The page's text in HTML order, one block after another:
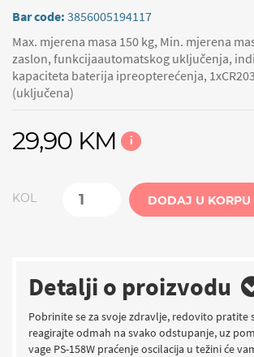
Bar code: 3856005194117
Max. mjerena masa 150 kg, Min. mjerena
zaslon, funkcijaautomatskog uključenja,
kapaciteta baterija ipreopterećenja,
(uključena)
29,90 KM i
KOL DODAJ U KORPU
Detalji o proizvodu
Pobrinite se za svoje zdravlje, redovito pratite
reagirajte odmah na svako odstupanje, uz
vage PS-158W praćenje oscilacija u težini će